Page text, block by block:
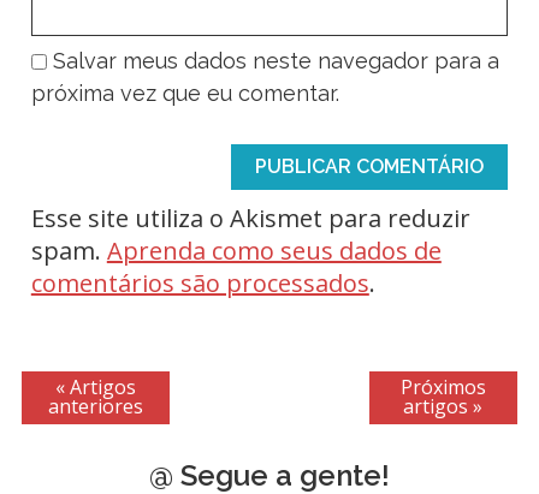
Salvar meus dados neste navegador para a
próxima vez que eu comentar.
Esse site utiliza o Akismet para reduzir
spam. Aprenda como seus dados de
comentários são processados.
« Artigos
anteriores
Próximos
artigos »
@ Segue a gente!